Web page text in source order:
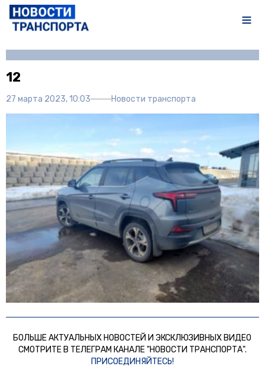
12
27 марта 2023, 10:03 Новости транспорта
БОЛЬШЕ АКТУАЛЬНЫХ НОВОСТЕЙ И ЭКСКЛЮЗИВНЫХ ВИДЕО
СМОТРИТЕ В ТЕЛЕГРАМ КАНАЛЕ "НОВОСТИ ТРАНСПОРТА".
ПРИСОЕДИНЯЙТЕСЬ!